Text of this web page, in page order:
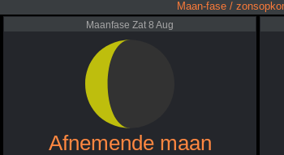
Maan-fase /
Maanfase Zat 8 Aug
Afnemende maan